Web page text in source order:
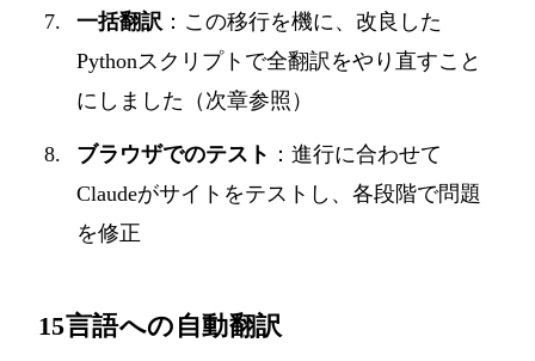
一括翻訳 ：この移行を機に、改良した
Pythonスクリプトで全翻訳をやり直すこと
にしました（次章参照）
ブラウザでのテスト ：進行に合わせて
Claudeがサイトをテストし、各段階で問題
を修正
15言語への自動翻訳